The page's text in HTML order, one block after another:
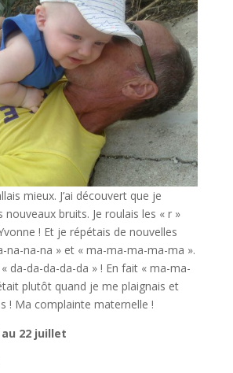
mieux. J’ai découvert que je
nouveaux bruits. Je roulais les « r »
! Et je répétais de nouvelles
na-na-na » et « ma-ma-ma-ma-ma ».
da-da-da-da-da » ! En fait « ma-ma-
plutôt quand je me plaignais et
! Ma complainte maternelle !
22 juillet